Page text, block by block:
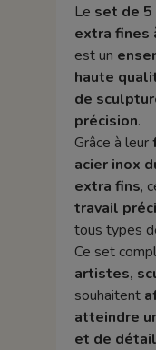
Le set de
extra fines
est un
haute
de
précision.
Grâce à leur
acier inox
extra fins,
travail
tous types
Ce set
artistes,
souhaitent
atteindre
et de détail